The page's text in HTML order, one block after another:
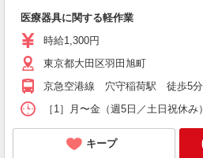
医療器具に関する軽作業
時給1,300円
東京都大田区羽田旭町
京急空港線 穴守稲荷駅 徒歩5分
［1］月〜金（週5日／土日祝休
キープ